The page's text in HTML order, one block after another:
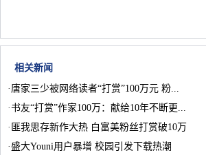
相关新闻
· 唐家三少被网络读者“打赏”100万元 粉...
·书友“打赏”作家100万：献给10年不断更...
· 匪我思存新作大热 白富美粉丝打赏破10万
·盛大Youni用户暴增 校园引发下载热潮